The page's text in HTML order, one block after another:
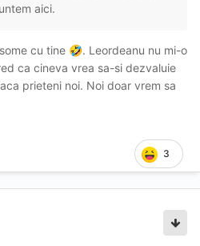
aici.
cu tine 🤣. Leordeanu nu mi-o
ca cineva vrea sa-si dezvaluie
prieteni noi. Noi doar vrem sa
3